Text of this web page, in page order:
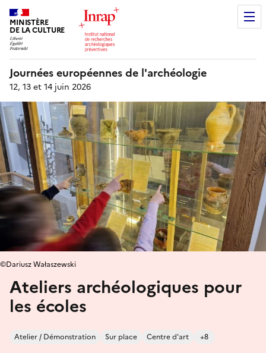
MINISTÈRE
DE LA CULTURE
Journées européennes de l'archéologie
12, 13 et 14 juin 2026
Ateliers archéologiques pour
les écoles
Atelier / Démonstration Sur place Centre d'art +8
©Dariusz Wałaszewski